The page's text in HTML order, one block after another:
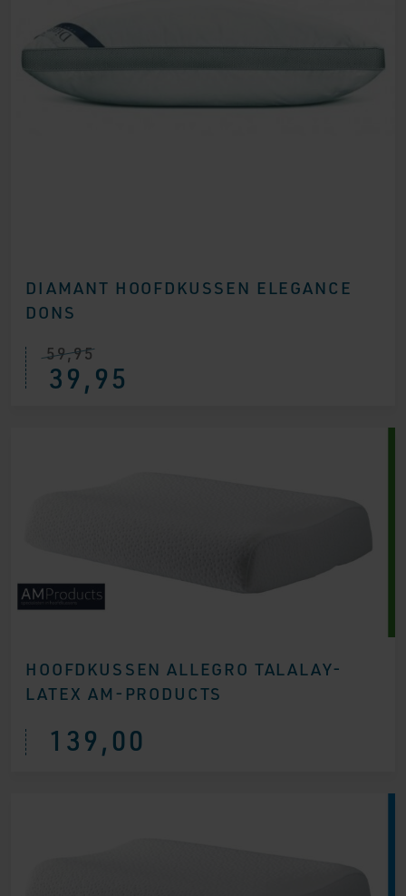
DIAMANT HOOFDKUSSEN ELEGANCE
DONS
59,95
Oorspronkelijke
prijs
was:
39,95
Huidige
prijs
is:
HOOFDKUSSEN ALLEGRO TALALAY-
LATEX AM-PRODUCTS
139,00